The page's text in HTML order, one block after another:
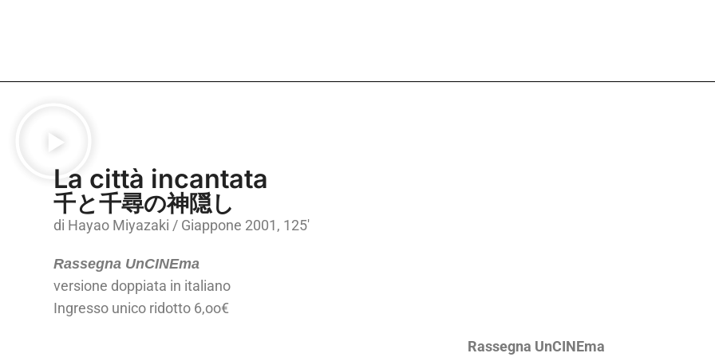
La città incantata
千と千尋の神隠し
di Hayao Miyazaki / Giappone 2001, 125′
Rassegna UnCINEma
versione doppiata in italiano
Ingresso unico ridotto 6,oo€
Rassegna UnCINEma